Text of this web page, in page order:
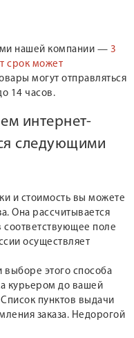
нашей компании — 3
срок может
могут отправляться
14 часов.
интернет-
следующими
и стоимость вы можете
Она рассчитывается
соответствующее поле
осуществляет
выборе этого способа
курьером до вашей
пунктов выдачи
заказа. Недорогой